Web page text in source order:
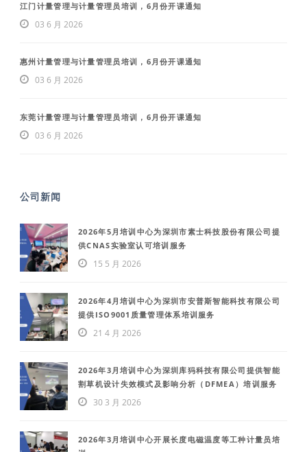
江门计量管理与计量管理员培训，6月份开课通知
03 6 月 2026
惠州计量管理与计量管理员培训，6月份开课通知
03 6 月 2026
东莞计量管理与计量管理员培训，6月份开课通知
03 6 月 2026
公司新闻
2026年5月培训中心为深圳市素士科技股份有限公司提
供CNAS实验室认可培训服务
15 5 月 2026
2026年4月培训中心为深圳市安普斯智能科技有限公司
提供ISO9001质量管理体系培训服务
21 4 月 2026
2026年3月培训中心为深圳库犸科技有限公司提供智能
割草机设计失效模式及影响分析（DFMEA）培训服务
30 3 月 2026
2026年3月培训中心开展长度电磁温度等工种计量员培